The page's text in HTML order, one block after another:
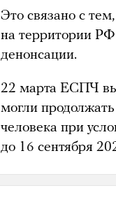
Это связано с
на территории РФ
денонсации.
22 марта ЕСПЧ
могли
человека при
до 16 сентября